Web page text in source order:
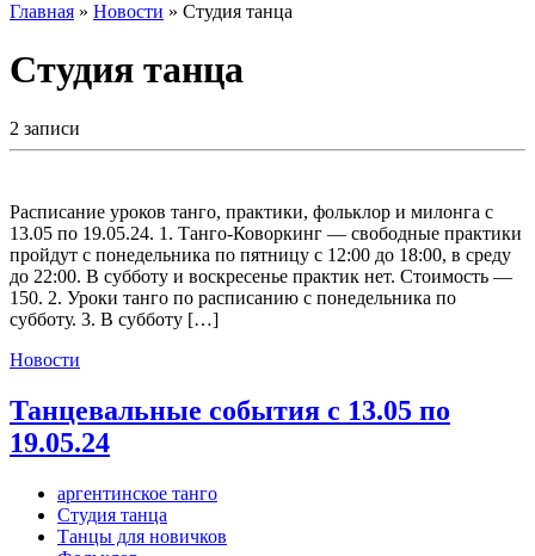
Главная » Новости » Студия танца
Студия танца
2 записи
Расписание уроков танго, практики, фольклор и милонга с
13.05 по 19.05.24. 1. Танго-Коворкинг — свободные практики
пройдут с понедельника по пятницу с 12:00 до 18:00, в среду
до 22:00. В субботу и воскресенье практик нет. Стоимость —
150. 2. Уроки танго по расписанию с понедельника по
субботу. 3. В субботу […]
Новости
Танцевальные события с 13.05 по
19.05.24
аргентинское танго
Студия танца
Танцы для новичков